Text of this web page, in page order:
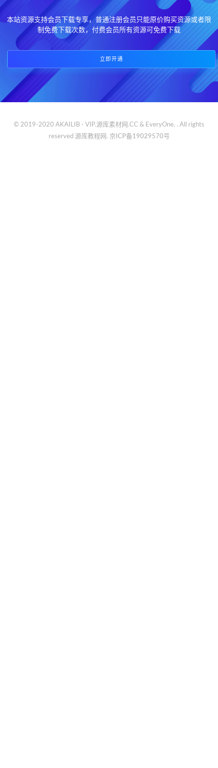
本站资源支持会员下载专享，普通注册会员只能原价购买资源或者限
制免费下载次数，付费会员所有资源可免费下载
立即开通
© 2019-2020 AKAILIB - VIP.源库素材网.CC & EveryOne. . All rights
reserved 源库教程网. 京ICP备19029570号